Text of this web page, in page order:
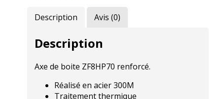
Description Avis (0)
Description
Axe de boite ZF8HP70 renforcé.
Réalisé en acier 300M
Traitement thermique